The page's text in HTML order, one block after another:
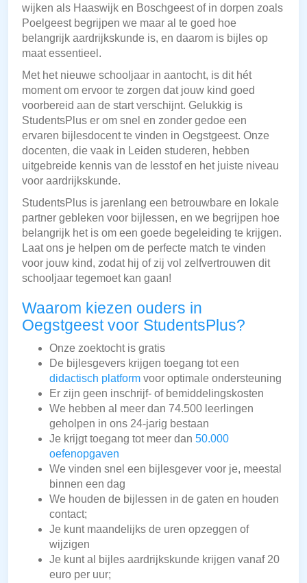
wijken als Haaswijk en Boschgeest of in dorpen zoals
Poelgeest begrijpen we maar al te goed hoe
belangrijk aardrijkskunde is, en daarom is bijles op
maat essentieel.
Met het nieuwe schooljaar in aantocht, is dit hét
moment om ervoor te zorgen dat jouw kind goed
voorbereid aan de start verschijnt. Gelukkig is
StudentsPlus er om snel en zonder gedoe een
ervaren bijlesdocent te vinden in Oegstgeest. Onze
docenten, die vaak in Leiden studeren, hebben
uitgebreide kennis van de lesstof en het juiste niveau
voor aardrijkskunde.
StudentsPlus is jarenlang een betrouwbare en lokale
partner gebleken voor bijlessen, en we begrijpen hoe
belangrijk het is om een goede begeleiding te krijgen.
Laat ons je helpen om de perfecte match te vinden
voor jouw kind, zodat hij of zij vol zelfvertrouwen dit
schooljaar tegemoet kan gaan!
Waarom kiezen ouders in
Oegstgeest voor StudentsPlus?
Onze zoektocht is gratis
De bijlesgevers krijgen toegang tot een
didactisch platform voor optimale ondersteuning
Er zijn geen inschrijf- of bemiddelingskosten
We hebben al meer dan 74.500 leerlingen
geholpen in ons 24-jarig bestaan
Je krijgt toegang tot meer dan 50.000
oefenopgaven
We vinden snel een bijlesgever voor je, meestal
binnen een dag
We houden de bijlessen in de gaten en houden
contact;
Je kunt maandelijks de uren opzeggen of
wijzigen
Je kunt al bijles aardrijkskunde krijgen vanaf 20
euro per uur;